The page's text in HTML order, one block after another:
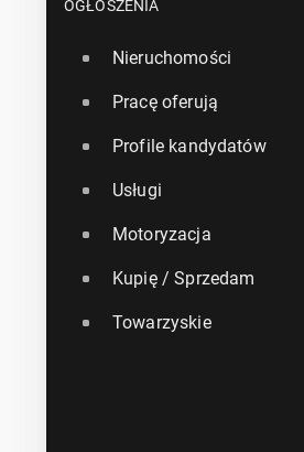
OGŁOSZENIA
Nieruchomości
Pracę oferują
Profile kandydatów
Usługi
Motoryzacja
Kupię / Sprzedam
Towarzyskie